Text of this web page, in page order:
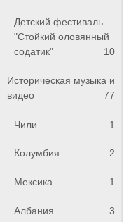
Детский фестиваль
"Стойкий оловянный
содатик"
10
Историческая музыка и
видео
77
Чили 1
Колумбия 2
Мексика 1
Албания 3